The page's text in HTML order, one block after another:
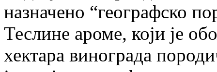
назначено “географско
Теслине ароме, који је
хектара винограда